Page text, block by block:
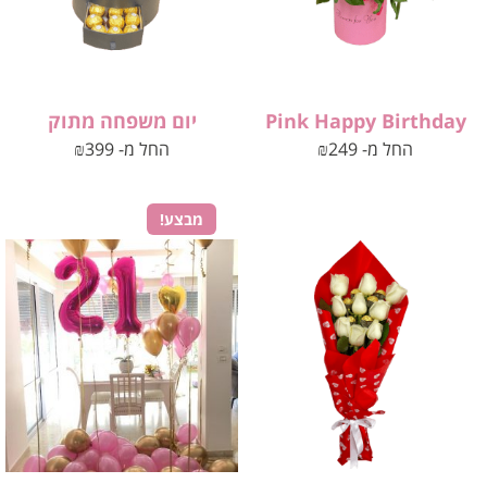
Pink Happy Birthday
החל מ- ₪249
יום משפחה מתוק
החל מ- ₪399
מבצע!